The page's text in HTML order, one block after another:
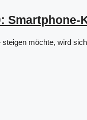
möchte, wird